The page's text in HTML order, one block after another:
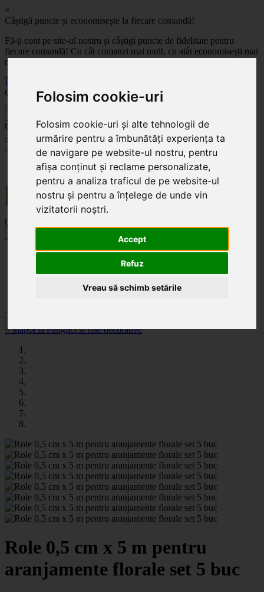
Folosim cookie-uri
Folosim cookie-uri și alte tehnologii de
urmărire pentru a îmbunătăți experiența ta
de navigare pe website-ul nostru, pentru
afișa conținut și reclame personalizate,
pentru a analiza traficul de pe website-ul
nostru și pentru a înțelege de unde vin
vizitatorii noștri.
Accept
Refuz
Vreau să schimb setările
×
Câștigă puncte și economisește la fiecare comandă!
Fă-ți cont pe site-ul nostru și câștigi puncte de fidelitate pentru
fiecare comandă! Cu cât comanzi mai mult, cu atât economisești mai
mult!
Înregistrează-te acum
Celoplast
Celoplast
Transportul este GRATUIT pentru comenzile mai mari de 350 Lei. Comanda minimă în
valoare de 100 Lei. Expediere în 1 - 2 zile lucrătoare.
0
Acasă
Noutăți
< înapoi la Panglici si role decorative
Role 0,5 cm x 5 m pentru
aranjamente florale set 5 buc